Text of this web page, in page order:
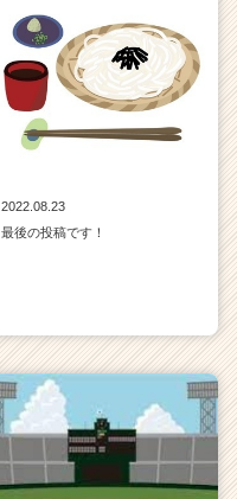
2022.08.23
最後の投稿です！